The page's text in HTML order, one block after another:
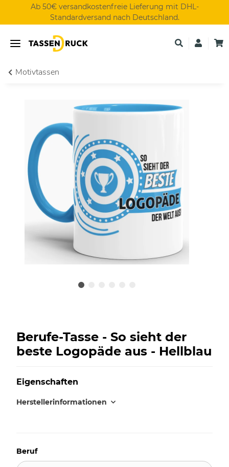
Ab 50€ versandkostenfreie Lieferung mit DHL-
Standardversand nach Deutschland.
Motivtassen
Berufe-Tasse - So sieht der
beste Logopäde aus - Hellblau
Eigenschaften
Herstellerinformationen
Beruf